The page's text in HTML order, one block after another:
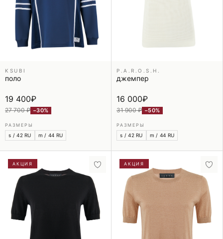
KSUBI
поло
19 400₽
27 700 ₽ −30%
РАЗМЕРЫ
s / 42 RU m / 44 RU
P.A.R.O.S.H.
джемпер
16 000₽
31 900 ₽ −50%
РАЗМЕРЫ
s / 42 RU m / 44 RU
АКЦИЯ АКЦИЯ